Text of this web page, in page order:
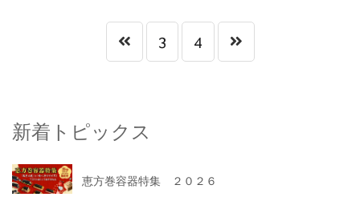
3 4
新着トピックス
恵方巻容器特集 ２０２６